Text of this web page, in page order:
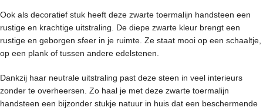
Ook als decoratief stuk heeft deze zwarte toermalijn handsteen een
rustige en krachtige uitstraling. De diepe zwarte kleur brengt een
rustige en geborgen sfeer in je ruimte. Ze staat mooi op een schaaltje,
op een plank of tussen andere edelstenen.
Dankzij haar neutrale uitstraling past deze steen in veel interieurs
zonder te overheersen. Zo haal je met deze zwarte toermalijn
handsteen een bijzonder stukje natuur in huis dat een beschermende